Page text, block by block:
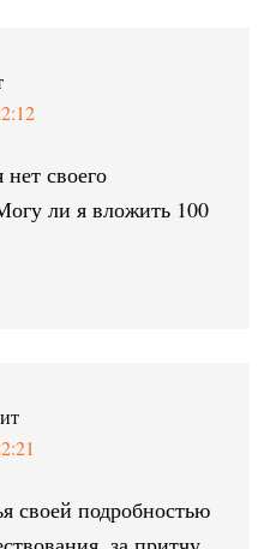
своего
ли я вложить 100
своей подробностью